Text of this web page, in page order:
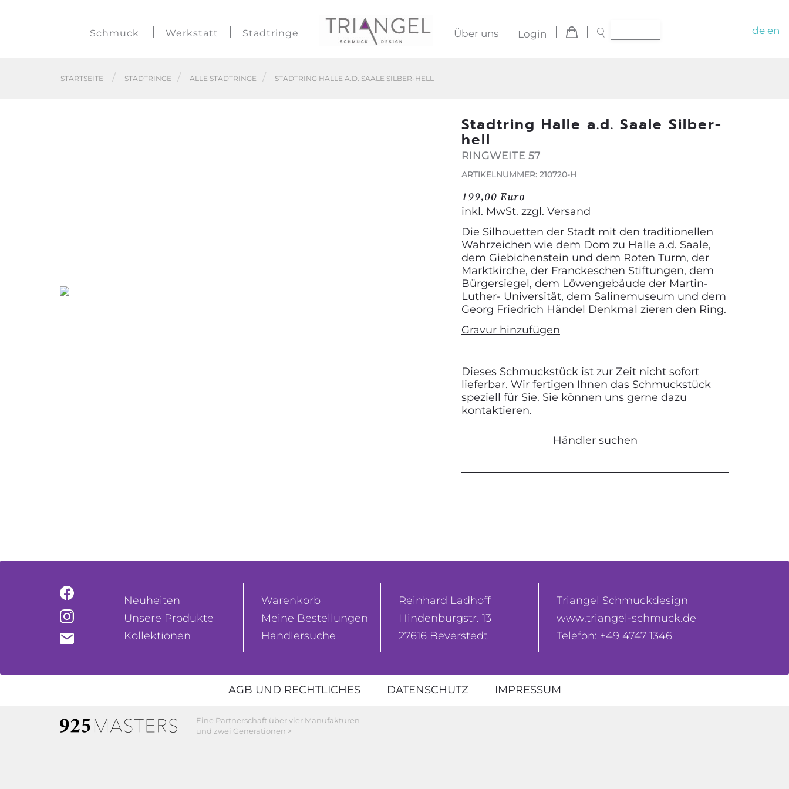
Schmuck Werkstatt Stadtringe Über uns Login de en
STARTSEITE STADTRINGE ALLE STADTRINGE STADTRING HALLE A.D. SAALE SILBER-HELL
Stadtring Halle a.d. Saale Silber-
hell
RINGWEITE 57
ARTIKELNUMMER: 210720-H
199,00 Euro
inkl. MwSt. zzgl. Versand
Die Silhouetten der Stadt mit den traditionellen
Wahrzeichen wie dem Dom zu Halle a.d. Saale,
dem Giebichenstein und dem Roten Turm, der
Marktkirche, der Franckeschen Stiftungen, dem
Bürgersiegel, dem Löwengebäude der Martin-
Luther- Universität, dem Salinemuseum und dem
Georg Friedrich Händel Denkmal zieren den Ring.
Gravur hinzufügen
Dieses Schmuckstück ist zur Zeit nicht sofort
lieferbar. Wir fertigen Ihnen das Schmuckstück
speziell für Sie. Sie können uns gerne dazu
kontaktieren.
Händler suchen
Neuheiten
Unsere Produkte
Kollektionen
Warenkorb
Meine Bestellungen
Händlersuche
Reinhard Ladhoff
Hindenburgstr. 13
27616 Beverstedt
Triangel Schmuckdesign
www.triangel-schmuck.de
Telefon: +49 4747 1346
AGB UND RECHTLICHES DATENSCHUTZ IMPRESSUM
Eine Partnerschaft über vier Manufakturen
und zwei Generationen >